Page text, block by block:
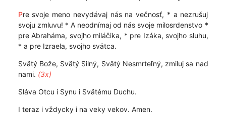
Pre svoje meno nevydávaj nás na večnosť, * a nezrušuj
svoju zmluvu! * A neodnímaj od nás svoje milosrdenstvo *
pre Abraháma, svojho miláčika, * pre Izáka, svojho sluhu,
* a pre Izraela, svojho svätca.
Svätý Bože, Svätý Silný, Svätý Nesmrteľný, zmiluj sa nad
nami. (3x)
Sláva Otcu i Synu i Svätému Duchu.
I teraz i vždycky i na veky vekov. Amen.